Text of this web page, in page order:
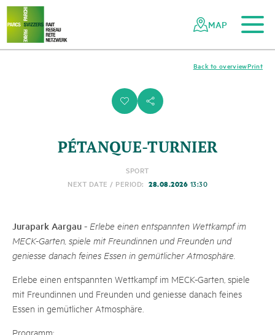
Navigating
the
Swiss
parks
Quick
navigation
To the main content
To the mobile navigation
To search
To the footer
To the sitemap
MAP
i s
Print
Back to overview
PÉTANQUE-TURNIER
SPORT
NEXT DATE / PERIOD: 28.08.2026 13:30
Jurapark Aargau - Erlebe einen entspannten Wettkampf im
MECK-Garten, spiele mit Freundinnen und Freunden und
geniesse danach feines Essen in gemütlicher Atmosphäre.
Erlebe einen entspannten Wettkampf im MECK-Garten, spiele
mit Freundinnen und Freunden und geniesse danach feines
Essen in gemütlicher Atmosphäre.
Programm: